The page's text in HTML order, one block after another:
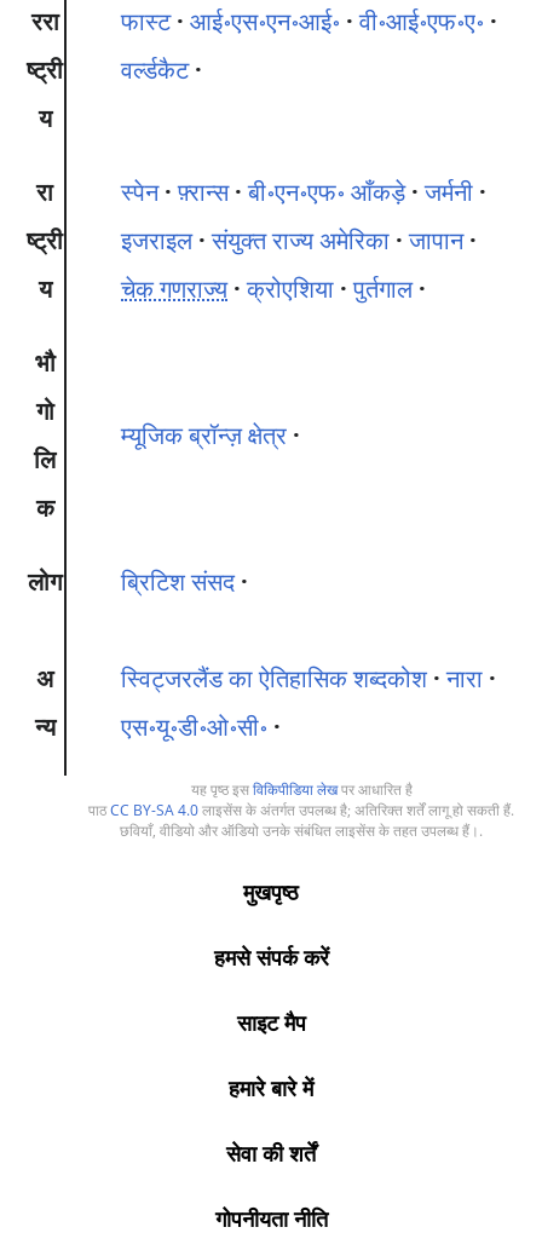
ररा
ष्ट्री
य
फास्ट आई॰एस॰एन॰आई॰
वी॰आई॰एफ॰ए॰
वर्ल्डकैट
रा
ष्ट्री
य
स्पेन फ़्रान्स बी॰एन॰एफ॰ आँकड़े जर्मनी
इजराइल संयुक्त राज्य अमेरिका जापान
चेक गणराज्य क्रोएशिया पुर्तगाल
भौ
गो
लि
क
म्यूजिक ब्रॉन्ज़ क्षेत्र
लोग ब्रिटिश संसद
अ
न्य
स्विट्जरलैंड का ऐतिहासिक शब्दकोश नारा
एस॰यू॰डी॰ओ॰सी॰
यह पृष्ठ इसविकिपीडिया लेखपर आधारित है
पाठCC BY-SA 4.0लाइसेंस के अंतर्गत उपलब्ध है; अतिरिक्त शर्तें लागू हो सकती हैं.
छवियाँ, वीडियो और ऑडियो उनके संबंधित लाइसेंस के तहत उपलब्ध हैं।.
मुखपृष्ठ
हमसे संपर्क करें
साइट मैप
हमारे बारे में
सेवा की शर्तें
गोपनीयता नीति